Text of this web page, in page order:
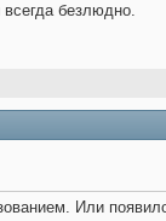
безлюдно.
Или